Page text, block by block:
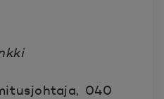
040